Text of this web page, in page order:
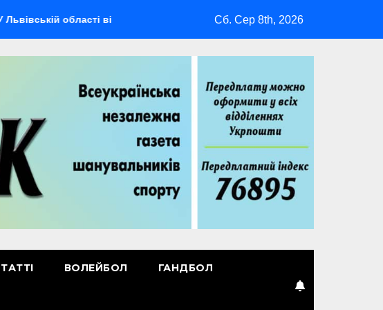
області відбудеться мультиспортивний табір ГАРТ 2026 – як долучитися
Сб. Сер 8th, 2026
ВОЛЕЙБОЛ ГАНДБОЛ